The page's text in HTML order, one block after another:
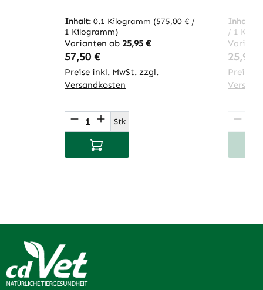
Inhalt: 0.1 Kilogramm (575,00 € /
1 Kilogramm)
Varianten ab 25,95 €
Regulärer Preis:
57,50 €
Preise inkl. MwSt. zzgl.
Versandkosten
Produkt Anzahl: Gib den
Stk
In den Warenkorb
Inhalt:
/ 1
25,95 €
Preise